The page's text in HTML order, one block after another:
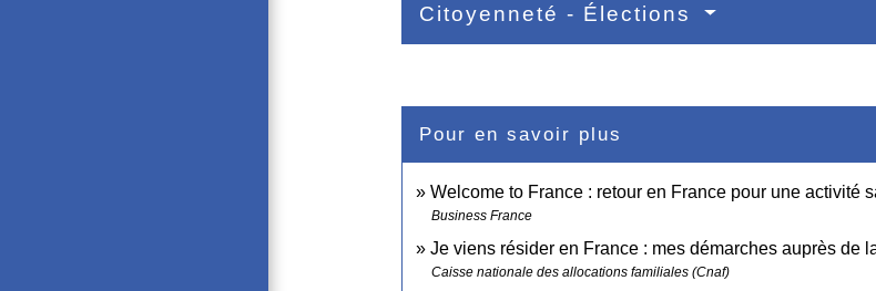
Citoyenneté - Élections
Pour en savoir plus
Welcome to France : retour en France pour une activité
Business France
Je viens résider en France : mes démarches auprès de
Caisse nationale des allocations familiales (Cnaf)